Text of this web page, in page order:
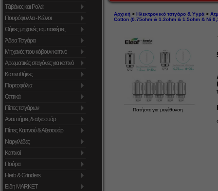
Τζιβάνες και Ρολά
Πουρόφυλλα - Κώνοι
Θήκες μηχανές ταμπακιέρες
Άδεια Τσιγάρα
Μηχανές που κόβουν καπνό
Αρωματικές σταγόνες για καπνό
Καπνοθήκες
Πορτοφόλια
Οπτικά
Πίπες τσιγάρων
Αναπτήρες & αξεσουάρ
Πίπες Καπνού & Αξεσουάρ
Ναργιλέδες
Καπνοί
Πούρα
Herb & Grinders
Είδη MARKET
Αρχική> Ηλεκτρονικό τσιγάρο & Υγρά>
Cotton (0.75ohm & 1.2ohm & 1.5ohm & Ni
Πατήστε για μεγέθυνση